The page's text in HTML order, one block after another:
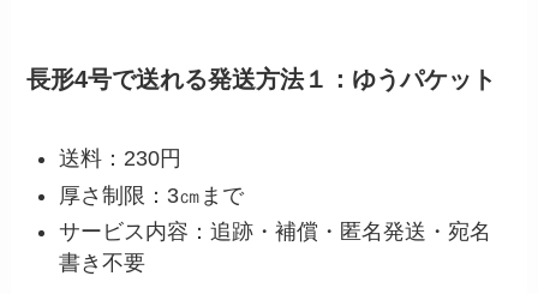
長形4号で送れる発送方法１：ゆうパケット
送料：230円
厚さ制限：3㎝まで
サービス内容：追跡・補償・匿名発送・宛名
書き不要